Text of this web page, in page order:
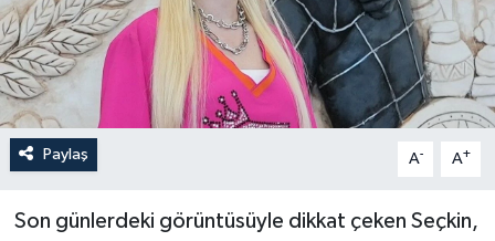
Paylaş A- A+
Son günlerdeki görüntüsüyle dikkat çeken Seçkin,